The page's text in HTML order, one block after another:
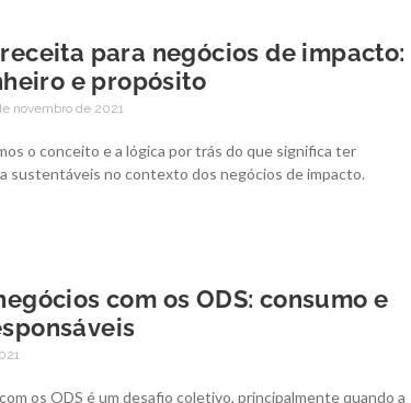
para negócios de impacto:
e propósito
novembro de 2021
o conceito e a lógica por trás do que significa ter
sustentáveis no contexto dos negócios de impacto.
com os ODS: consumo e
os ODS é um desafio coletivo, principalmente quando a